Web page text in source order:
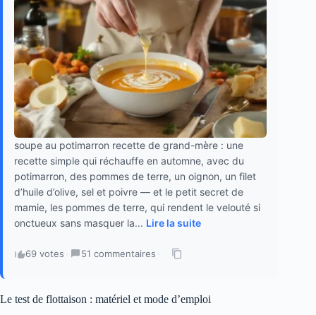
soupe au potimarron recette de grand-mère : une
recette simple qui réchauffe en automne, avec du
potimarron, des pommes de terre, un oignon, un filet
d’huile d’olive, sel et poivre — et le petit secret de
mamie, les pommes de terre, qui rendent le velouté si
onctueux sans masquer la... Lire la suite
69 votes · 51 commentaires ·
Le test de flottaison : matériel et mode d’emploi